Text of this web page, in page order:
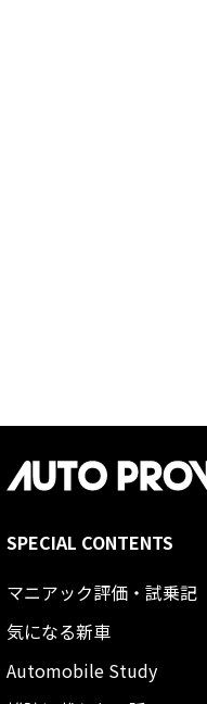
SPECIAL CONTENTS
マニアック評価・試乗記
気になる新車
Automobile Study